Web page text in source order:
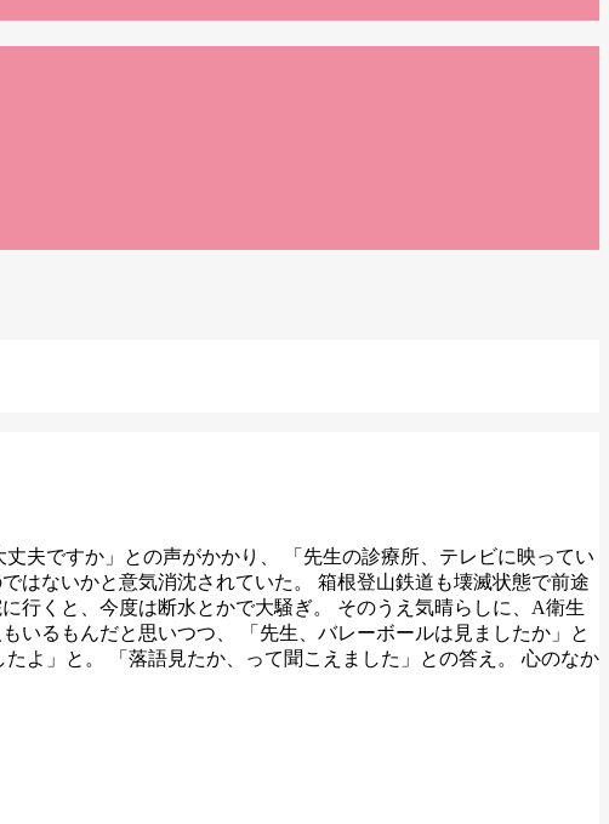
夫ですか」との声がかかり、 「先生の診療所、テレビに映ってい
はないかと意気消沈されていた。 箱根登山鉄道も壊滅状態で前途
行くと、今度は断水とかで大騒ぎ。 そのうえ気晴らしに、A衛生
いるもんだと思いつつ、 「先生、バレーボールは見ましたか」と
よ」と。 「落語見たか、って聞こえました」との答え。 心のなか